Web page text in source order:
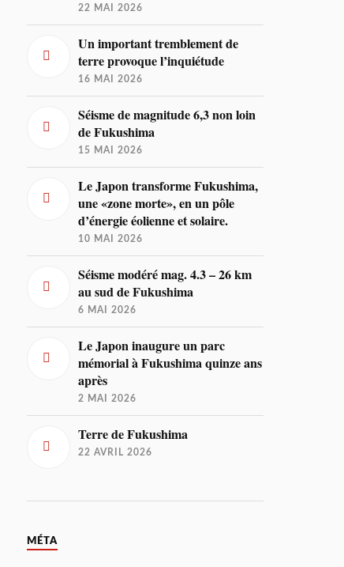
22 MAI 2026
Un important tremblement de
terre provoque l’inquiétude
16 MAI 2026
Séisme de magnitude 6,3 non loin
de Fukushima
15 MAI 2026
Le Japon transforme Fukushima,
une «zone morte», en un pôle
d’énergie éolienne et solaire.
10 MAI 2026
Séisme modéré mag. 4.3 – 26 km
au sud de Fukushima
6 MAI 2026
Le Japon inaugure un parc
mémorial à Fukushima quinze ans
après
2 MAI 2026
Terre de Fukushima
22 AVRIL 2026
MÉTA